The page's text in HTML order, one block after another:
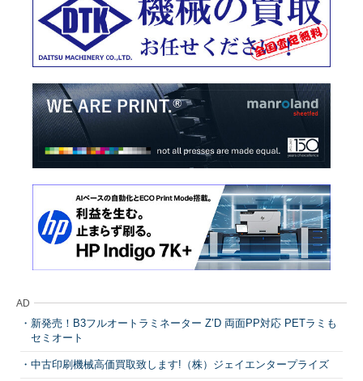
AD
新発売！B3フルオートラミネーター Z’D 両面PP対応 PETラミも
セミオート
中古印刷機械高価買取致します!（株）ジェイエンタープライズ